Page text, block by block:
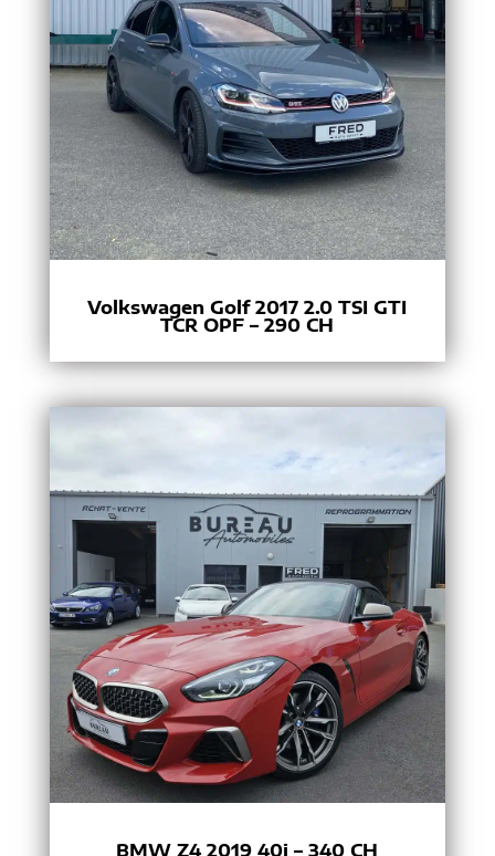
Volkswagen Golf 2017 2.0 TSI GTI
TCR OPF – 290 CH
BMW Z4 2019 40i – 340 CH